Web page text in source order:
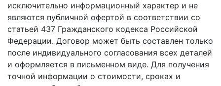
исключительно информационный характер и не
являются публичной офертой в соответствии со
статьей 437 Гражданского кодекса Российской
Федерации. Договор может быть составлен только
после индивидуального согласования всех деталей
и оформляется в письменном виде. Для получения
точной информации о стоимости, сроках и